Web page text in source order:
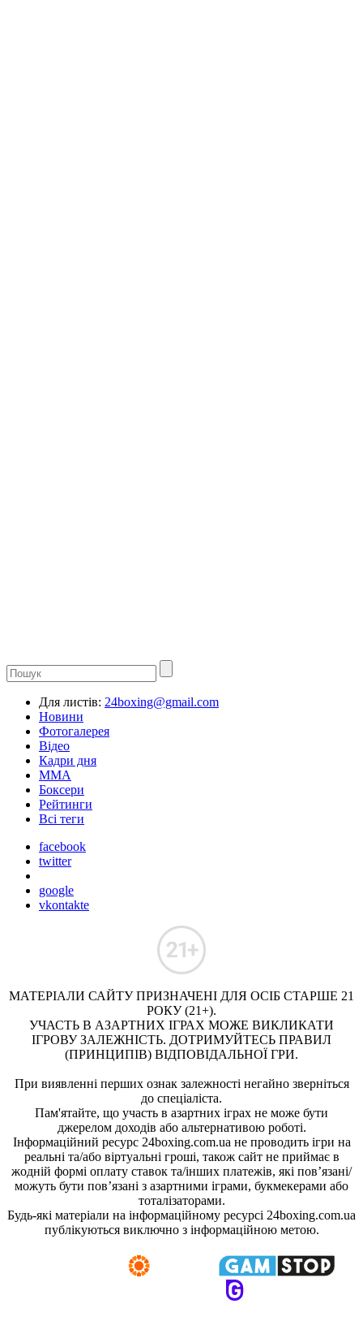
Для листів: 24boxing@gmail.com
Новини
Фотогалерея
Відео
Кадри дня
ММА
Боксери
Рейтинги
Всі теги
facebook
twitter
google
vkontakte
МАТЕРІАЛИ САЙТУ ПРИЗНАЧЕНІ ДЛЯ ОСІБ СТАРШЕ 21
РОКУ (21+).
УЧАСТЬ В АЗАРТНИХ ІГРАХ МОЖЕ ВИКЛИКАТИ
ІГРОВУ ЗАЛЕЖНІСТЬ. ДОТРИМУЙТЕСЬ ПРАВИЛ
(ПРИНЦИПІВ) ВІДПОВІДАЛЬНОЇ ГРИ.
При виявленні перших ознак залежності негайно зверніться
до спеціаліста.
Пам'ятайте, що участь в азартних іграх не може бути
джерелом доходів або альтернативою роботі.
Інформаційний ресурс 24boxing.com.ua не проводить ігри на
реальні та/або віртуальні гроші, також сайт не приймає в
жодній формі оплату ставок та/інших платежів, які пов’язані/
можуть бути пов’язані з азартними іграми, букмекерами або
тоталізаторами.
Будь-які матеріали на інформаційному ресурсі 24boxing.com.ua
публікуються виключно з інформаційною метою.